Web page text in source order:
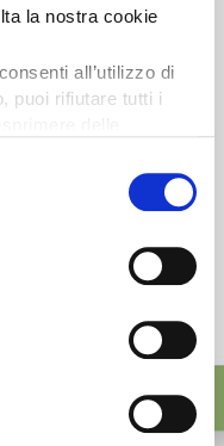
la nostra cookie
all’utilizzo di
puoi rifiutare tutti i
SELEZIONATI.